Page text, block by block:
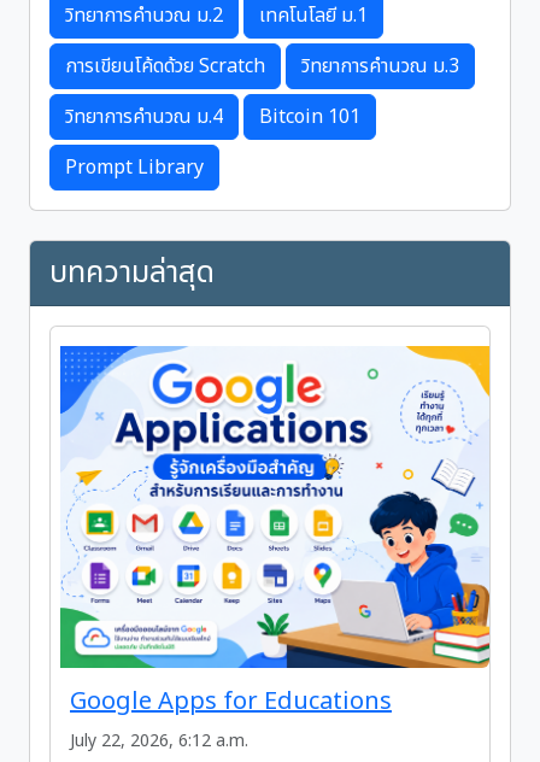
วิทยาการคำนวณ ม.2
เทคโนโลยี ม.1
การเขียนโค้ดด้วย Scratch
วิทยาการคำนวณ ม.3
วิทยาการคำนวณ ม.4
Bitcoin 101
Prompt Library
บทความล่าสุด
Google Apps for Educations
July 22, 2026, 6:12 a.m.